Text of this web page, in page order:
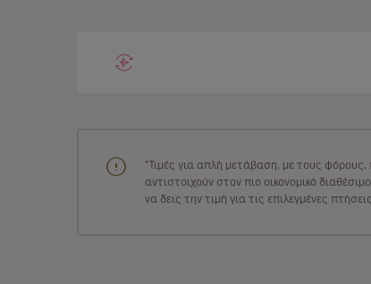
"Τιμές για απλή μετάβαση, με τους φόρους,
αντιστοιχούν στον πιο οικονομικό
να δεις την τιμή για τις επιλεγμένες